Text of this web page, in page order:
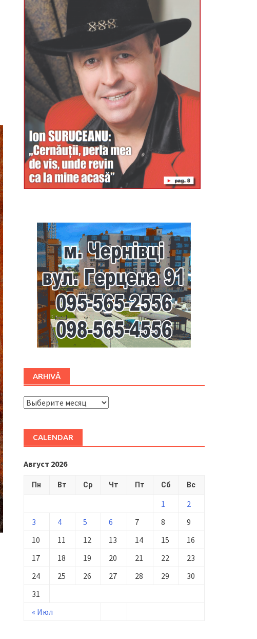
ARHIVĂ
ARHIVĂ
CALENDAR
Август 2026
Пн Вт Ср Чт Пт Сб Вс
« Июл
1
2
3
4 5 6 7 8
9
10
11 12 13 14 15
16
17
18 19 20 21 22
23
24
25 26 27 28 29
30
31